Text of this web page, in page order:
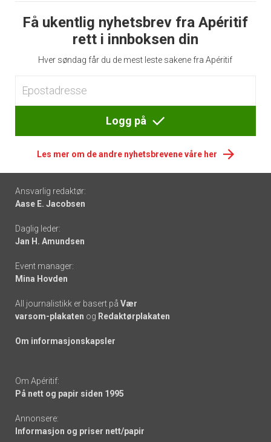
Få ukentlig nyhetsbrev fra Apéritif
rett i innboksen din
Hver søndag får du de mest leste sakene fra Apéritif
Logg på
Les mer om de andre nyhetsbrevene våre her
Footer
-
links
Ansvarlig redaktør:
Aase E. Jacobsen
Daglig leder:
Jan H. Amundsen
Event manager:
Mina Hovden
All journalistikk er basert på Vær
varsom-plakaten og Redaktørplakaten
Om informasjonskapsler
Om Apéritif:
På nett og papir siden 1995
Annonsere:
Informasjon og priser nett/papir